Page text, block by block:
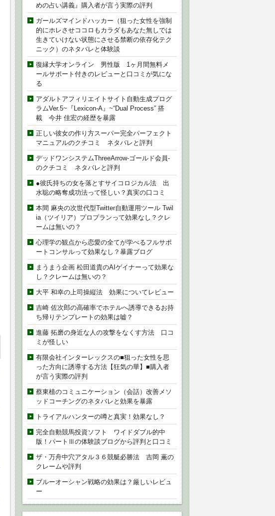
めの占い講義』購入者が言う実際の評判
ガールズマインドハッカー（狙った女性を強制
的にホレさせココロもカラダもあなた無しでは
生きていけない状態にさせる禁断の依存化テク
ニック）のネタバレと体験談
復縁大学オンライン 男性版 1ヶ月間無料メ
ールサポート付きのレビューと口コミが気にな
る
アダルトアフィリエイトサイト自動生成プログ
ラムVer.5~『Lexicon-A』~“Dual Process” 搭
載 今井 佳宏の経歴を暴露
正しい彼女の作り方スーパー完全パーフェクト
マニュアルのクチコミ ネタバレと評判
デッドワンシステムThreeArrow-ゴールド会員-
のクチコミ ネタバレと評判
●彼氏持ちの女を落とすサイコロジカル法 出
水聡の略奪成功法って怪しい？真実の口コミ
本間 麻央の次世代型Twitter自動運用ツール Twil
ia（ツイリア）プロプランって効果なし？クレ
ームは無いの？
心理学の観点から恋愛の全てが学べるフルサポ
ートコンサルって効果なし？暴露ブログ
まうまう企画 松田道貴のAIゲイナーって効果な
し？クレームは無いの？
大平 和幸の上司操縦法 効果についてレビュー
吉崎 佐次郎の高確率でホテルへ誘導できるお持
ち帰りテンプレートの効果は嘘？
進藤 拓磨の身近な人の攻撃をなくす方法 口コ
ミが怪しい
有限会社インターレックスの■狙った女性を思
った方向に誘導する方法【狂気の華】■購入者
が言う実際の評判
蔡東植のコミュニケーション（会話）改善メソ
ッドコーチングのネタバレと効果を暴露
トライアルハンターの噂と真実！効果なし？
完全自動競馬投資ソフト ワイドダブル的中
版！パートⅢの体験談ブログから評判と口コミ
ザ・万舟中穴アタル３６競艇必勝法 吉岡 薫の
クレームや評判
ブルーオーシャン戦略の効果は？厳しいレビュ
ー